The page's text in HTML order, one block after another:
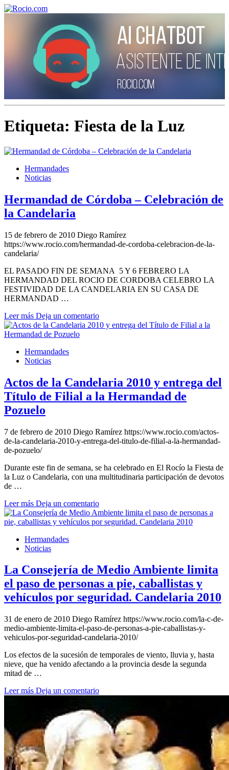
Etiqueta: Fiesta de la Luz
Hermandades
Noticias
Hermandad de Córdoba – Celebración de
la Candelaria
15 de febrero de 2010 Diego Ramírez
https://www.rocio.com/hermandad-de-cordoba-celebracion-de-la-
candelaria/
EL PASADO FIN DE SEMANA 5 Y 6 FEBRERO LA
HERMANDAD DEL ROCIO DE CORDOBA CELEBRO LA
FESTIVIDAD DE LA CANDELARIA EN SU CASA DE
HERMANDAD …
Leer más Deja un comentario
Hermandades
Noticias
Actos de la Candelaria 2010 y entrega del
Título de Filial a la Hermandad de
Pozuelo
7 de febrero de 2010 Diego Ramírez https://www.rocio.com/actos-
de-la-candelaria-2010-y-entrega-del-titulo-de-filial-a-la-hermandad-
de-pozuelo/
Durante este fin de semana, se ha celebrado en El Rocío la Fiesta de
la Luz o Candelaria, con una multitudinaria participación de devotos
de …
Leer más Deja un comentario
Hermandades
Noticias
La Consejería de Medio Ambiente limita
el paso de personas a pie, caballistas y
vehículos por seguridad. Candelaria 2010
31 de enero de 2010 Diego Ramírez https://www.rocio.com/la-c-de-
medio-ambiente-limita-el-paso-de-personas-a-pie-caballistas-y-
vehiculos-por-seguridad-candelaria-2010/
Los efectos de la sucesión de temporales de viento, lluvia y, hasta
nieve, que ha venido afectando a la provincia desde la segunda
mitad de …
Leer más Deja un comentario
¿En qué puedo ayudarte?
Historia de la Virgen del Rocío
¿Cuándo es la romería del Rocío?
¿Cuántas hermandades participan en la romería?
¿Cuándo se construyó la primera ermita?
El traslado cada siete años
¿Cuales son los actos principales que se celebran en el
Quiero hacer el camino,¿que tengo que hacer?
En el Rocío, ¿dónde me alojo?